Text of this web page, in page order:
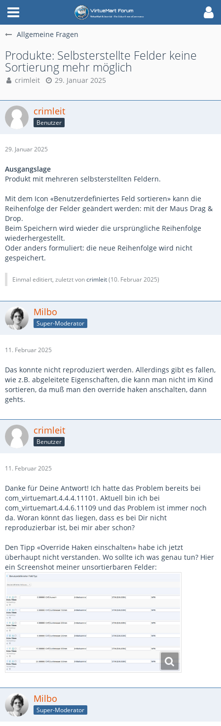
Allgemeine Fragen
Produkte: Selbsterstellte Felder keine
Sortierung mehr möglich
crimleit 29. Januar 2025
crimleit
Benutzer
29. Januar 2025
Ausgangslage
Produkt mit mehreren selbsterstellten Feldern.
Mit dem Icon «Benutzerdefiniertes Feld sortieren» kann die
Reihenfolge der Felder geändert werden: mit der Maus Drag &
Drop.
Beim Speichern wird wieder die ursprüngliche Reihenfolge
wiederhergestellt.
Oder anders formuliert: die neue Reihenfolge wird nicht
gespeichert.
Einmal editiert, zuletzt voncrimleit(10. Februar 2025)
Milbo
Super-Moderator
11. Februar 2025
Das konnte nicht reproduziert werden. Allerdings gibt es fallen,
wie z.B. abgeleitete Eigenschaften, die kann man nicht im Kind
sortieren, da muß man den override haken anschalten, dann
gehts.
crimleit
Benutzer
11. Februar 2025
Danke für Deine Antwort! Ich hatte das Problem bereits bei
com_virtuemart.4.4.4.11101. Aktuell bin ich bei
com_virtuemart.4.4.6.11109 und das Problem ist immer noch
da. Woran könnt das liegen, dass es bei Dir nicht
reproduzierbar ist, bei mir aber schon?
Den Tipp «Override Haken einschalten» habe ich jetzt
überhaupt nicht verstanden. Wo sollte ich was genau tun? Hier
ein Screenshot meiner unsortierbaren Felder:
Milbo
Super-Moderator